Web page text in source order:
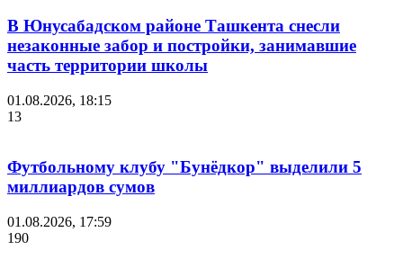
В Юнусабадском районе Ташкента снесли
незаконные забор и постройки, занимавшие
часть территории школы
01.08.2026, 18:15
13
Футбольному клубу "Бунёдкор" выделили 5
миллиардов сумов
01.08.2026, 17:59
190